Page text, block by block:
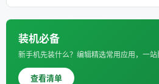
装机必备
新手机先装什么？编辑精选常用应用，一站
查看清单